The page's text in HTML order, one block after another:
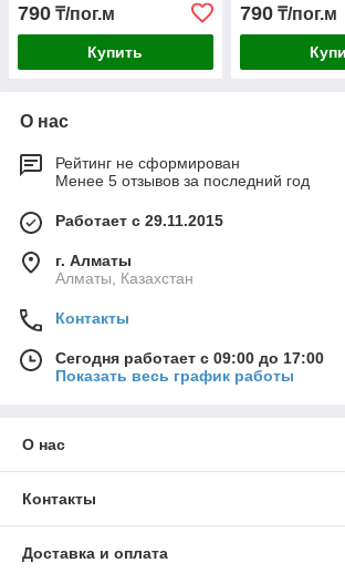
790 ₸/пог.м
Купить
790₸/пог.м
О нас
Рейтинг не сформирован
Менее 5 отзывов за последний год
Работает с 29.11.2015
г. Алматы
Алматы, Казахстан
Контакты
Сегодня работает с 09:00 до 17:00
Показать весь график работы
О нас
Контакты
Доставка и оплата